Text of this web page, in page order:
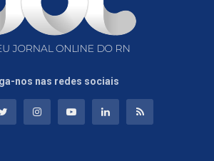
nos nas redes sociais